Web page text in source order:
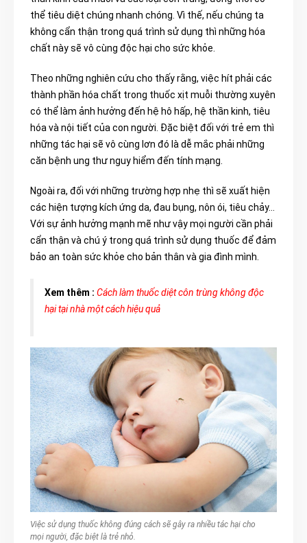
thể tiêu diệt chúng nhanh chóng. Vì thế, nếu chúng ta
không cẩn thận trong quá trình sử dụng thì những hóa
chất này sẽ vô cùng độc hại cho sức khỏe.
Theo những nghiên cứu cho thấy rằng, việc hít phải các
thành phần hóa chất trong thuốc xịt muỗi thường xuyên
có thể làm ảnh hưởng đến hệ hô hấp, hệ thần kinh, tiêu
hóa và nội tiết của con người. Đặc biệt đối với trẻ em thì
những tác hại sẽ vô cùng lơn đó là dễ mắc phải những
căn bệnh ung thư nguy hiểm đến tính mạng.
Ngoài ra, đối với những trường hợp nhẹ thì sẽ xuất hiện
các hiện tượng kích ứng da, đau bụng, nôn ói, tiêu chảy…
Với sự ảnh hưởng mạnh mẽ như vậy mọi người cần phải
cẩn thận và chú ý trong quá trình sử dụng thuốc để đảm
bảo an toàn sức khỏe cho bản thân và gia đình mình.
Xem thêm : Cách làm thuốc diệt côn trùng không độc
hại tại nhà một cách hiệu quả
Việc sử dụng thuốc không đúng cách sẽ gây ra nhiều tác hại cho
mọi người, đặc biệt là trẻ nhỏ.